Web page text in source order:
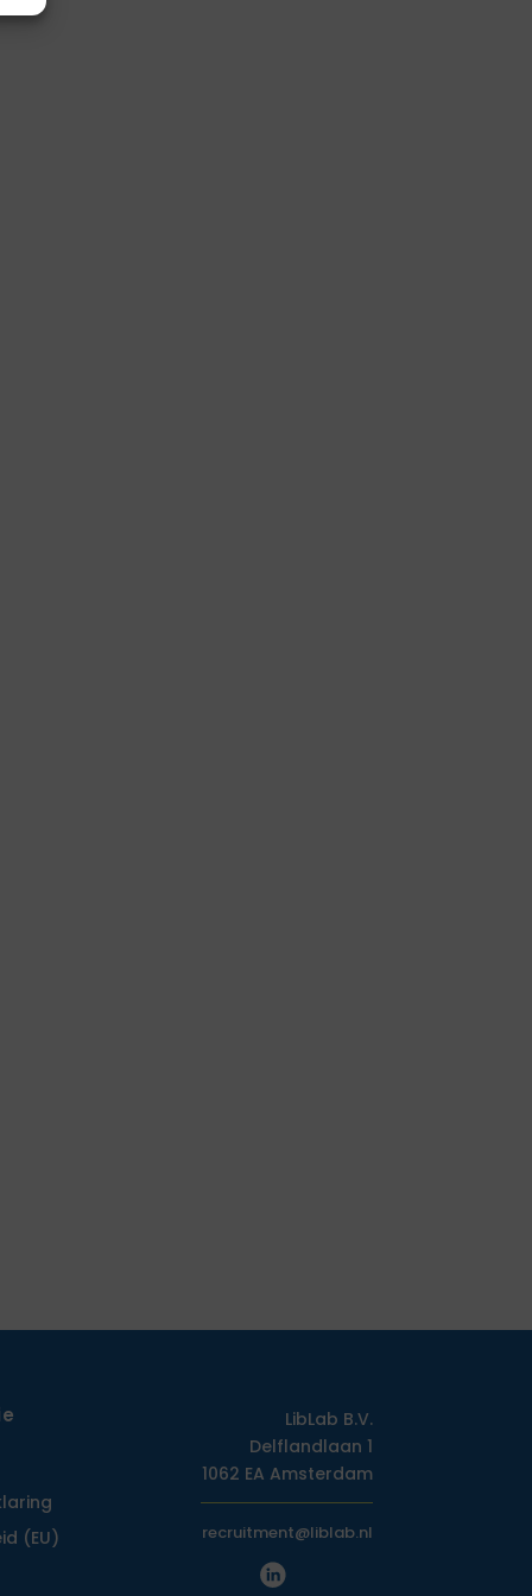
(EU)
LibLab B.V.
Delflandlaan 1
1062 EA Amsterdam
recruitment@liblab.nl